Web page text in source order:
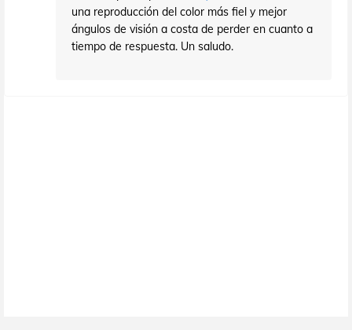
una reproducción del color más fiel y mejor
ángulos de visión a costa de perder en cuanto a
tiempo de respuesta. Un saludo.